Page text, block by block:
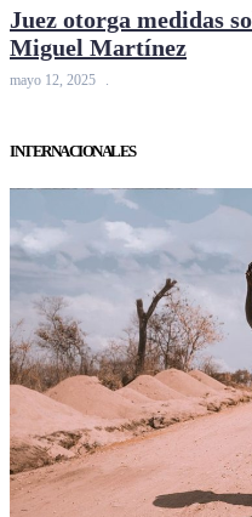
Juez otorga medidas
Miguel Martínez
mayo 12, 2025
INTERNACIONALES